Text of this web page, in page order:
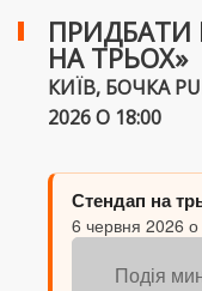
ПРИДБАТИ
НА ТРЬОХ»
КИЇВ, БОЧКА
2026 О 18:00
Стендап на
6 червня 2026
Подія